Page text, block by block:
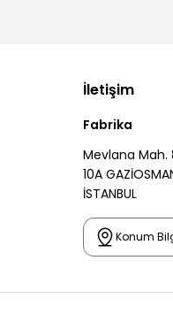
İletişim
Fabrika
Mevlana Mah.
10A
İSTANBUL
Konum